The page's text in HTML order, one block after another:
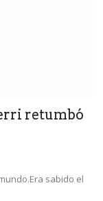
retumbó
sabido el